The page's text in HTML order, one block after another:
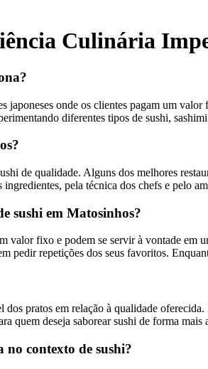
Culinária
onde os clientes pagam um
diferentes tipos de sushi,
de qualidade. Alguns dos melhores
pela técnica dos chefs e pelo
sushi em Matosinhos?
valor fixo e podem se servir à vontade em
pedir repetições dos seus favoritos.
pratos em relação à qualidade
quem deseja saborear sushi de forma mais
no contexto de sushi?